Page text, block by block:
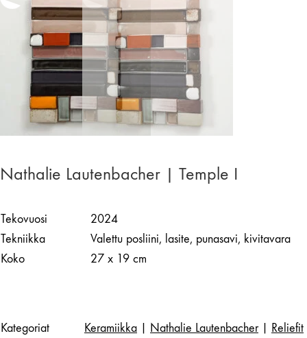
Nathalie Lautenbacher | Temple I
Tekovuosi
2024
Tekniikka
Valettu posliini, lasite, punasavi, kivitavara
Koko
27 x 19 cm
Kategoriat Keramiikka Nathalie Lautenbacher|
Reliefit